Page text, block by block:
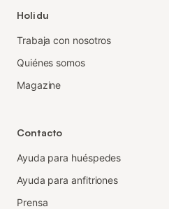
Holidu
Trabaja con nosotros
Quiénes somos
Magazine
Contacto
Ayuda para huéspedes
Ayuda para anfitriones
Prensa